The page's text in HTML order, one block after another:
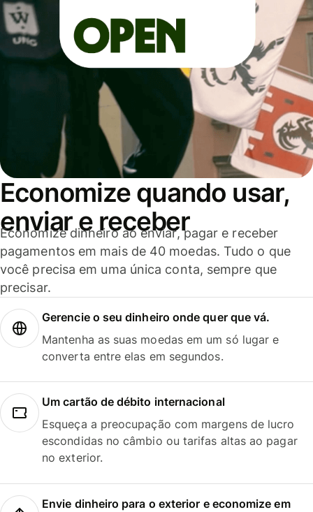
Economize quando usar,
enviar e receber
Economize dinheiro ao enviar, pagar e receber
pagamentos em mais de 40 moedas. Tudo o que
você precisa em uma única conta, sempre que
precisar.
Gerencie o seu dinheiro onde quer que vá.
Mantenha as suas moedas em um só lugar e
converta entre elas em segundos.
Um cartão de débito internacional
Esqueça a preocupação com margens de lucro
escondidas no câmbio ou tarifas altas ao pagar
no exterior.
Envie dinheiro para o exterior e economize em